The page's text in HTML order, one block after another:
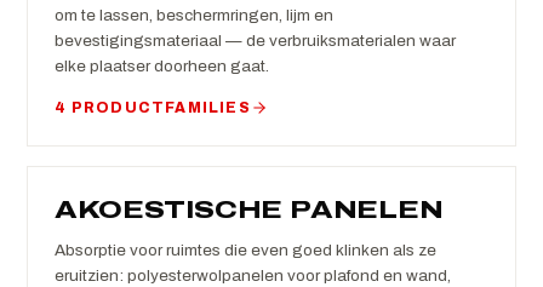
om te lassen, beschermringen, lijm en
bevestigingsmateriaal — de verbruiksmaterialen waar
elke plaatser doorheen gaat.
4 PRODUCTFAMILIES
AKOESTISCHE PANELEN
Absorptie voor ruimtes die even goed klinken als ze
eruitzien: polyesterwolpanelen voor plafond en wand,